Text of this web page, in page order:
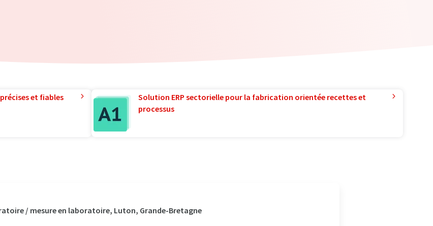
et fiables
Solution ERP sectorielle pour la fabrication orientée recettes et
processus
/ mesure en laboratoire, Luton, Grande-Bretagne